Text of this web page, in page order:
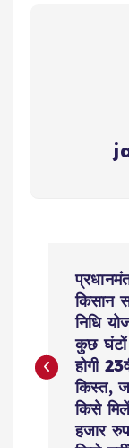
s
किसान
निधि
कुछ घंटों
होगी
किस्त,
किसे
हजार